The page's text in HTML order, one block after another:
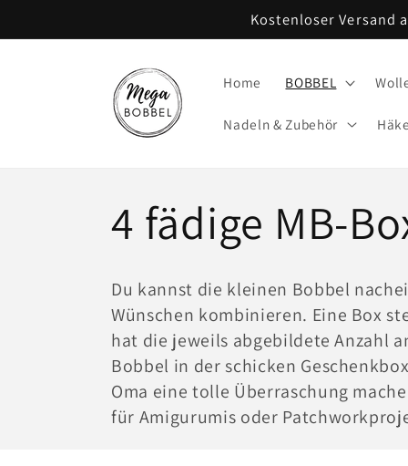
Inhalt
Kostenloser Versand
Home BOBBEL
Nadeln & Zubehör
K
a
t
e
4 fädige MB-
Du kannst die kleinen Bobbel
Wünschen kombinieren. Eine Box
hat die jeweils abgebildete Anzahl
Bobbel in der schicken
Oma eine tolle Überraschung
für Amigurumis oder